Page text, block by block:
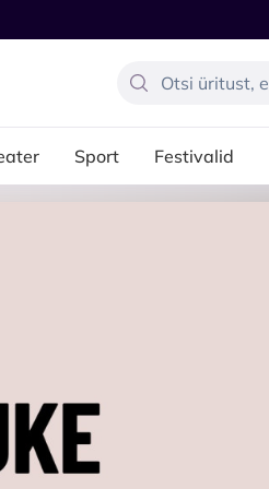
Sport Festivalid